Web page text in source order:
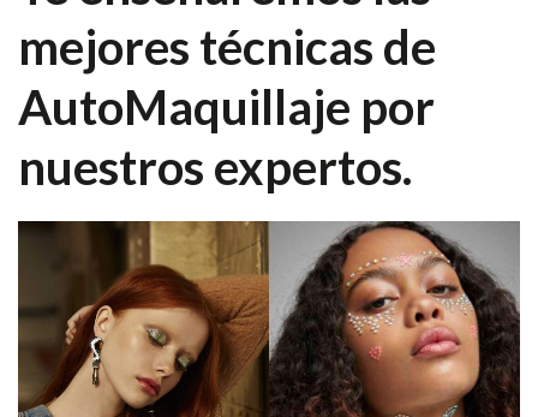
mejores técnicas de
AutoMaquillaje por
nuestros expertos.